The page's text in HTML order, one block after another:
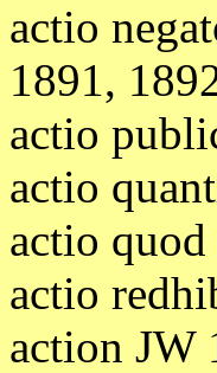
actio
1891,
actio
actio
actio quod
actio
action JW